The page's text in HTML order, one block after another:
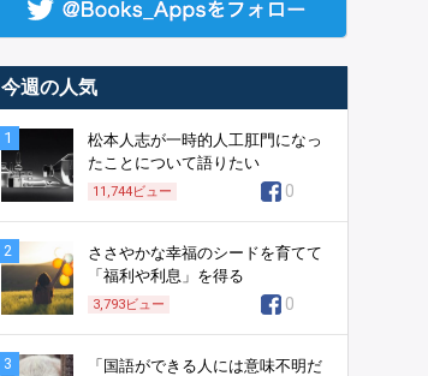
今週の人気
1
松本人志が一時的人工肛門になっ
たことについて語りたい
11,744ビュー 0
2
ささやかな幸福のシードを育てて
「福利や利息」を得る
3,793ビュー 0
3
「国語ができる人には意味不明だ